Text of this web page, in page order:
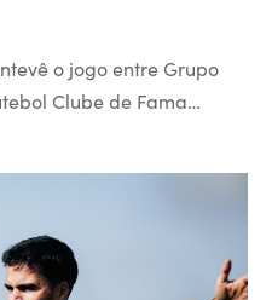
o jogo entre Grupo
Clube de Fama…